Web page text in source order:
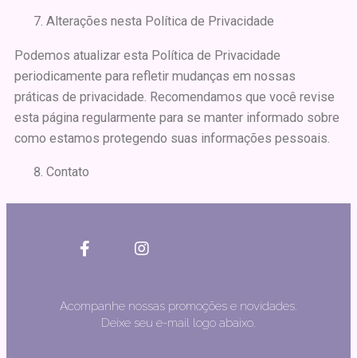
Alterações nesta Política de Privacidade
Podemos atualizar esta Política de Privacidade
periodicamente para refletir mudanças em nossas
práticas de privacidade. Recomendamos que você revise
esta página regularmente para se manter informado sobre
como estamos protegendo suas informações pessoais.
Contato
Acompanhe nossas promoções e novidades.
Deixe seu e-mail logo abaixo.